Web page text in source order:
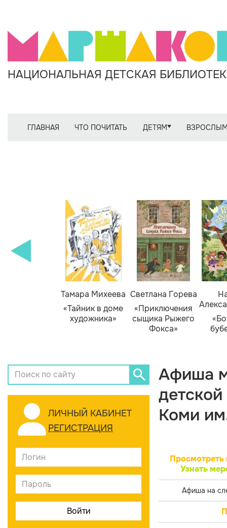
НАЦИОНАЛЬНАЯ ДЕТСКАЯ
ГЛАВНАЯ ЧТО ПОЧИТАТЬ ДЕТЯМ
Тамара Михеева
«Тайник в доме
художника»
Светлана Горева
«Приключения
сыщика Рыжего
Фокса»
ЛИЧНЫЙ КАБИНЕТ
РЕГИСТРАЦИЯ
Афиша
Коми
Просмотреть
Узнать
Афиша на